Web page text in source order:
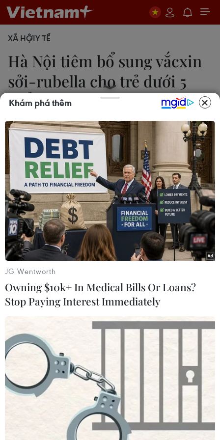
XÃ HỘIY TẾ
Hà Nội tiêm bổ sung vắcxin
sởi-rubella cho trẻ dưới 5
tuổi
Tuyết Mai
07/11/2018 05:16
Trong hai tháng cuối năm 2018, thành phố Hà Nội
tiến hành tiêm bổ sung vắcxin sởi-rubella cho trẻ
dưới 5 tuổi trên địa bàn toàn thành phố theo hình
thức tiêm tại các trường mầm non, mẫu giáo.
(Ảnh: Dương Ngọc/TTXVN)
Trong hai tháng cuối năm 2018, thành phố Hà
Nội tiến hành tiêm bổ sung vắcxin sởi-rubella
cho trẻ dưới 5 tuổi trên địa bàn toàn thành phố
Khám phá thêm
JG Wentworth
Owning $10k+ In Medical Bills Or Loans?
Stop Paying Interest Immediately